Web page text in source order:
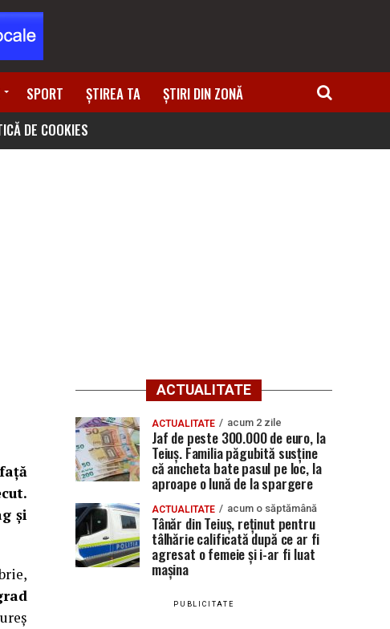
SPORT ȘTIREA TA
ȘTIRI DIN ZONĂ
DE COOKIES
și
ACTUALITATE
ACTUALITATE acum 2 zile
Jaf de peste 300.000 de euro, la
Teiuș. Familia păgubită susține
că ancheta bate pasul pe loc, la
aproape o lună de la spargere
ACTUALITATE acum o săptămână
Tânăr din Teiuș, reținut pentru
tâlhărie calificată după ce ar fi
agresat o femeie și i-ar fi luat
mașina
PUBLICITATE